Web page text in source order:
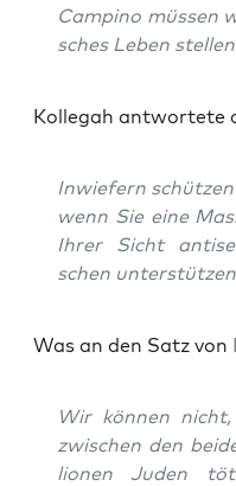
Cam­pi­no müs­sen
sches Leben
Kol­le­gah ant­wor­te­te
Inwie­fern
wenn Sie eine
Ihrer Sicht
schen
Was an den Satz von
Wir kön­nen
zwi­schen den
lio­nen Juden